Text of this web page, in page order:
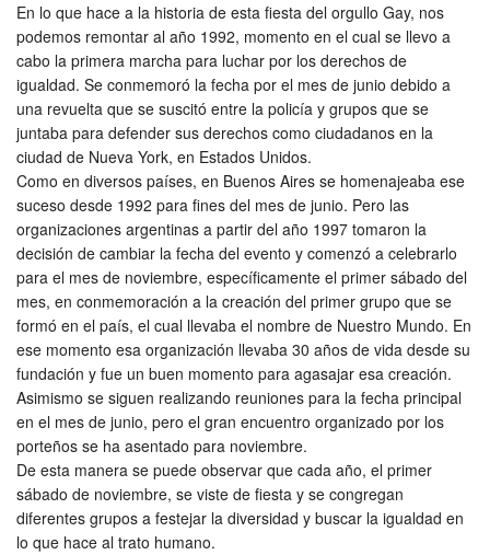
En lo que hace a la historia de esta fiesta del orgullo Gay, nos
podemos remontar al año 1992, momento en el cual se llevo a
cabo la primera marcha para luchar por los derechos de
igualdad. Se conmemoró la fecha por el mes de junio debido a
una revuelta que se suscitó entre la policía y grupos que se
juntaba para defender sus derechos como ciudadanos en la
ciudad de Nueva York, en Estados Unidos.
Como en diversos países, en Buenos Aires se homenajeaba ese
suceso desde 1992 para fines del mes de junio. Pero las
organizaciones argentinas a partir del año 1997 tomaron la
decisión de cambiar la fecha del evento y comenzó a celebrarlo
para el mes de noviembre, específicamente el primer sábado del
mes, en conmemoración a la creación del primer grupo que se
formó en el país, el cual llevaba el nombre de Nuestro Mundo. En
ese momento esa organización llevaba 30 años de vida desde su
fundación y fue un buen momento para agasajar esa creación.
Asimismo se siguen realizando reuniones para la fecha principal
en el mes de junio, pero el gran encuentro organizado por los
porteños se ha asentado para noviembre.
De esta manera se puede observar que cada año, el primer
sábado de noviembre, se viste de fiesta y se congregan
diferentes grupos a festejar la diversidad y buscar la igualdad en
lo que hace al trato humano.